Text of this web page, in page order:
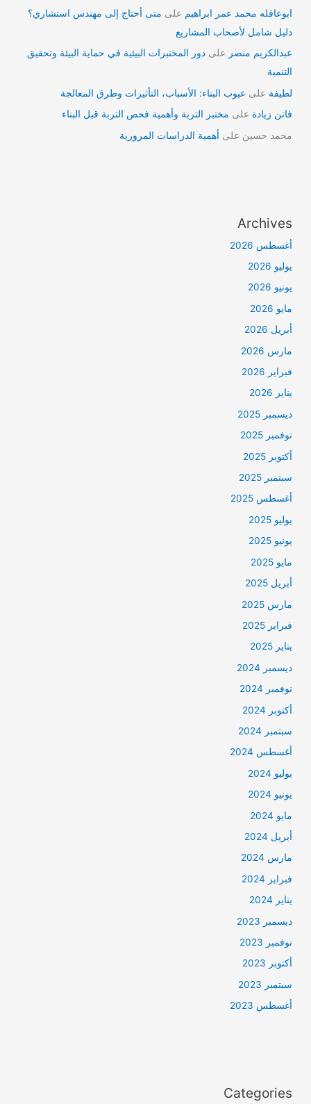
ابوعاقله محمد عمر ابراهيم على متى أحتاج إلى مهندس استشاري؟
دليل شامل لأصحاب المشاريع
عبدالكريم منصر علىدور المختبرات البيئية في حماية البيئة وتحقيق
التنمية
لطيفة على عيوب البناء: الأسباب، التأثيرات وطرق المعالجة
فاتن زيادة على مختبر التربة وأهمية فحص التربة قبل البناء
محمد حسين على أهمية الدراسات المرورية
Archives
أغسطس 2026
يوليو 2026
يونيو 2026
مايو 2026
أبريل 2026
مارس 2026
فبراير 2026
يناير 2026
ديسمبر 2025
نوفمبر 2025
أكتوبر 2025
سبتمبر 2025
أغسطس 2025
يوليو 2025
يونيو 2025
مايو 2025
أبريل 2025
مارس 2025
فبراير 2025
يناير 2025
ديسمبر 2024
نوفمبر 2024
أكتوبر 2024
سبتمبر 2024
أغسطس 2024
يوليو 2024
يونيو 2024
مايو 2024
أبريل 2024
مارس 2024
فبراير 2024
يناير 2024
ديسمبر 2023
نوفمبر 2023
أكتوبر 2023
سبتمبر 2023
أغسطس 2023
Categories